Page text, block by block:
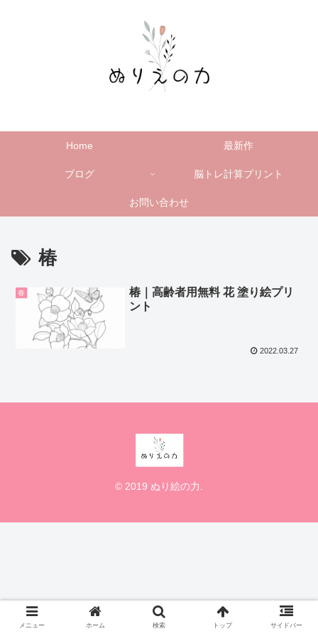
Home 最新作
ブログ 脳トレ計算プリント
お問い合わせ
椿
春
椿｜高齢者用無料 花 塗り絵プリ
ント
2022.03.27
© 2019 ぬり絵の力.
メニュー ホーム 検索 トップ サイドバー